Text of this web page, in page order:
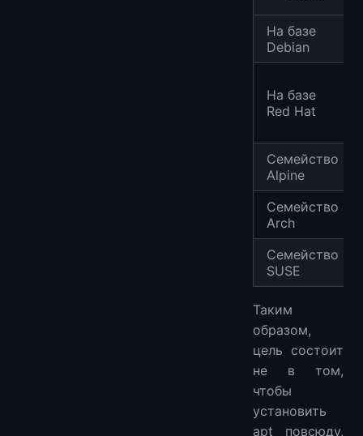
На базе
Debian
На базе
Red Hat
Семейство
Alpine
Семейство
Arch
Семейство
SUSE
Таким
образом,
цель состоит
не в том,
чтобы
установить
apt повсюду,